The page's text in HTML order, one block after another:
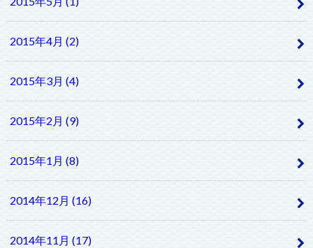
2015年4月 (2)
2015年3月 (4)
2015年2月 (9)
2015年1月 (8)
2014年12月 (16)
2014年11月 (17)